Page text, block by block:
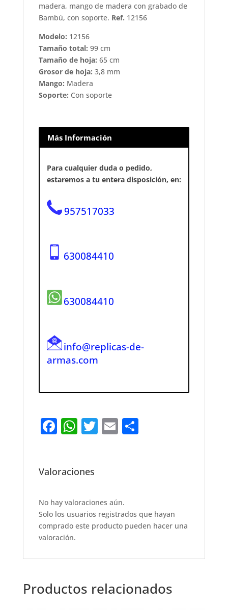
madera, mango de madera con grabado de
Bambú, con soporte. Ref. 12156
Modelo: 12156
Tamaño total: 99 cm
Tamaño de hoja: 65 cm
Grosor de hoja: 3,8 mm
Mango: Madera
Soporte: Con soporte
Más Información
Para cualquier duda o pedido,
estaremos a tu entera disposición, en:
957517033
630084410
630084410
info@replicas-de-
armas.com
F
e
o
o
k
W
s
p
p
T E S
Valoraciones
No hay valoraciones aún.
Solo los usuarios registrados que hayan
comprado este producto pueden hacer una
valoración.
Productos relacionados